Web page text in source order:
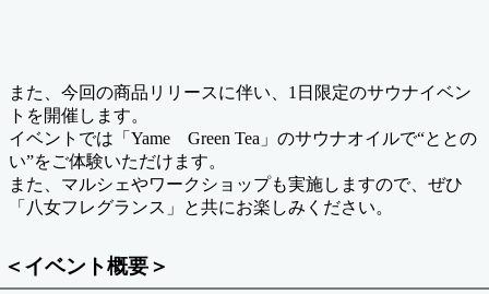
また、今回の商品リリースに伴い、1日限定のサウナイベン
トを開催します。
イベントでは「Yame Green Tea」のサウナオイルで“ととの
い”をご体験いただけます。
また、マルシェやワークショップも実施しますので、ぜひ
「八女フレグランス」と共にお楽しみください。
＜イベント概要＞